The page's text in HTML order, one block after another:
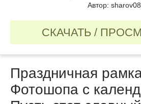
Автор: sharov08
СКАЧАТЬ /
Праздничная
Фотошопа с